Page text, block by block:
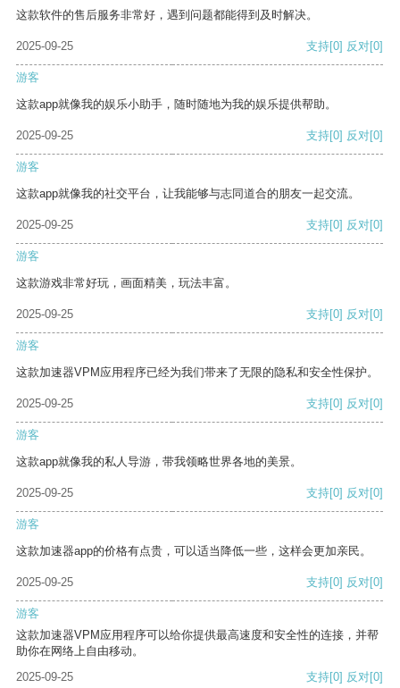
这款软件的售后服务非常好，遇到问题都能得到及时解决。
2025-09-25 支持[0] 反对[0]
游客
这款app就像我的娱乐小助手，随时随地为我的娱乐提供帮助。
2025-09-25 支持[0] 反对[0]
游客
这款app就像我的社交平台，让我能够与志同道合的朋友一起交流。
2025-09-25 支持[0] 反对[0]
游客
这款游戏非常好玩，画面精美，玩法丰富。
2025-09-25 支持[0] 反对[0]
游客
这款加速器VPM应用程序已经为我们带来了无限的隐私和安全性保护。
2025-09-25 支持[0] 反对[0]
游客
这款app就像我的私人导游，带我领略世界各地的美景。
2025-09-25 支持[0] 反对[0]
游客
这款加速器app的价格有点贵，可以适当降低一些，这样会更加亲民。
2025-09-25 支持[0] 反对[0]
游客
这款加速器VPM应用程序可以给你提供最高速度和安全性的连接，并帮
助你在网络上自由移动。
2025-09-25
支持[0] 反对[0]